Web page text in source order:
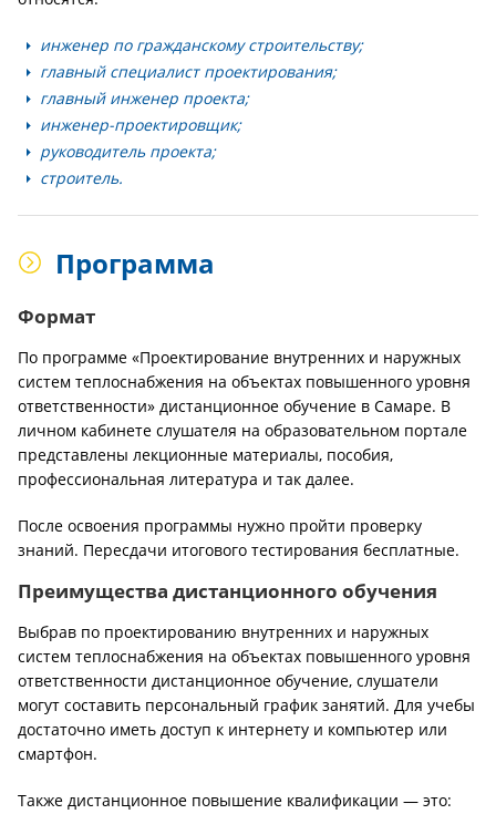
инженер по гражданскому строительству;
главный специалист проектирования;
главный инженер проекта;
инженер-проектировщик;
руководитель проекта;
строитель.
Программа
Формат
По программе «Проектирование внутренних и наружных
систем теплоснабжения на объектах повышенного уровня
ответственности» дистанционное обучение в Самаре. В
личном кабинете слушателя на образовательном портале
представлены лекционные материалы, пособия,
профессиональная литература и так далее.
После освоения программы нужно пройти проверку
знаний. Пересдачи итогового тестирования бесплатные.
Преимущества дистанционного обучения
Выбрав по проектированию внутренних и наружных
систем теплоснабжения на объектах повышенного уровня
ответственности дистанционное обучение, слушатели
могут составить персональный график занятий. Для учебы
достаточно иметь доступ к интернету и компьютер или
смартфон.
Также дистанционное повышение квалификации — это: